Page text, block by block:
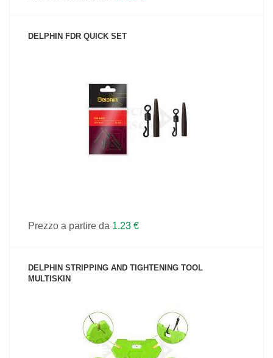
DELPHIN FDR QUICK SET
VEDI IL PRODOTTO
Prezzo a partire da 1.23 €
DELPHIN STRIPPING AND TIGHTENING TOOL
MULTISKIN
VEDI IL PRODOTTO